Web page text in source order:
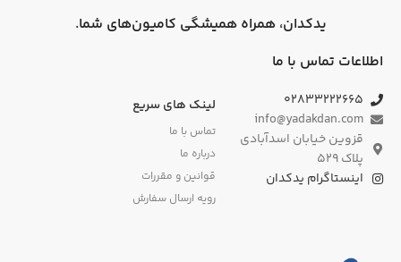
یدکدان، همراه همیشگی کامیون‌های شما.
اطلاعات تماس با ما
۰۲۸۳۳۲۲۲۶۶۵
info@yadakdan.com
قزوین خیابان اسدآبادی
پلاک ۵۲۹
اینستاگرام یدکدان
لینک های سریع
تماس با ما
درباره ما
قوانین و مقررات
رویه ارسال سفارش